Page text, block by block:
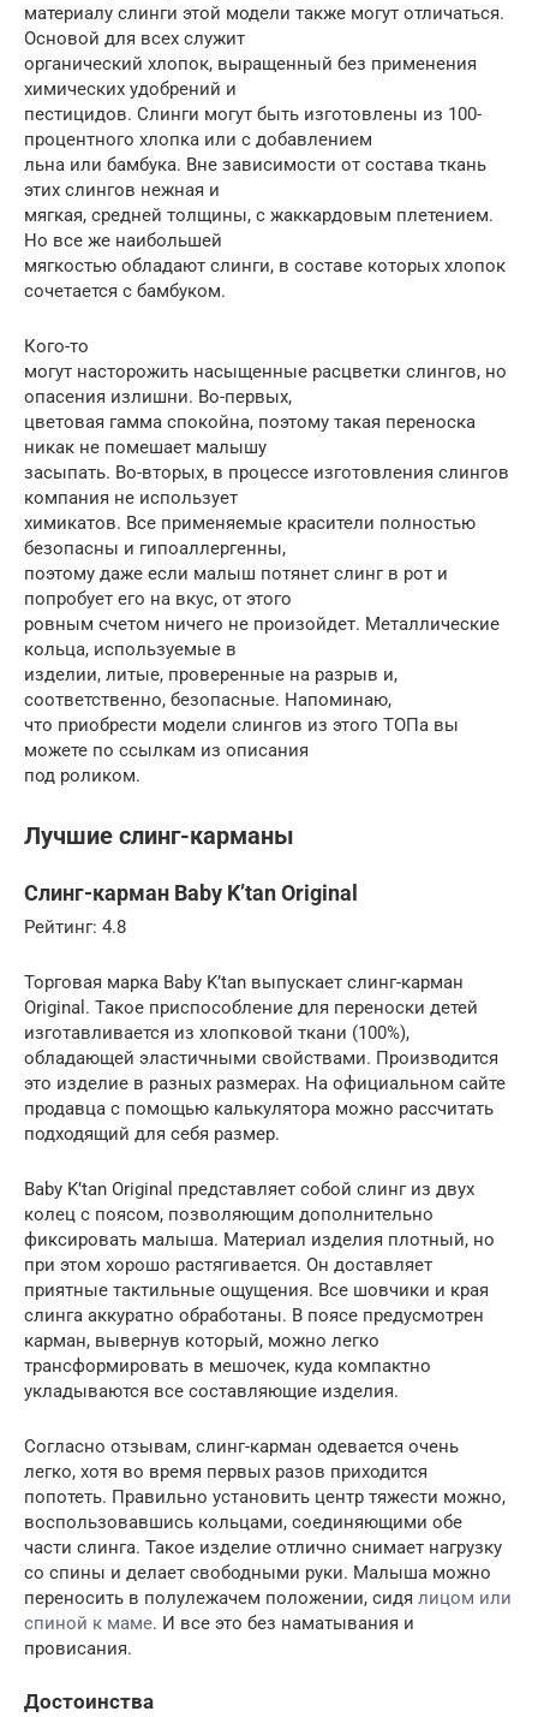
материалу слинги этой модели также могут отличаться.
Основой для всех служит
органический хлопок, выращенный без применения
химических удобрений и
пестицидов. Слинги могут быть изготовлены из 100-
процентного хлопка или с добавлением
льна или бамбука. Вне зависимости от состава ткань
этих слингов нежная и
мягкая, средней толщины, с жаккардовым плетением.
Но все же наибольшей
мягкостью обладают слинги, в составе которых хлопок
сочетается с бамбуком.
Кого-то
могут насторожить насыщенные расцветки слингов, но
опасения излишни. Во-первых,
цветовая гамма спокойна, поэтому такая переноска
никак не помешает малышу
засыпать. Во-вторых, в процессе изготовления слингов
компания не использует
химикатов. Все применяемые красители полностью
безопасны и гипоаллергенны,
поэтому даже если малыш потянет слинг в рот и
попробует его на вкус, от этого
ровным счетом ничего не произойдет. Металлические
кольца, используемые в
изделии, литые, проверенные на разрыв и,
соответственно, безопасные. Напоминаю,
что приобрести модели слингов из этого ТОПа вы
можете по ссылкам из описания
под роликом.
Лучшие слинг-карманы
Слинг-карман Baby K’tan Original
Рейтинг: 4.8
Торговая марка Baby K’tan выпускает слинг-карман
Original. Такое приспособление для переноски детей
изготавливается из хлопковой ткани (100%),
обладающей эластичными свойствами. Производится
это изделие в разных размерах. На официальном сайте
продавца с помощью калькулятора можно рассчитать
подходящий для себя размер.
Baby K’tan Original представляет собой слинг из двух
колец с поясом, позволяющим дополнительно
фиксировать малыша. Материал изделия плотный, но
при этом хорошо растягивается. Он доставляет
приятные тактильные ощущения. Все шовчики и края
слинга аккуратно обработаны. В поясе предусмотрен
карман, вывернув который, можно легко
трансформировать в мешочек, куда компактно
укладываются все составляющие изделия.
Согласно отзывам, слинг-карман одевается очень
легко, хотя во время первых разов приходится
попотеть. Правильно установить центр тяжести можно,
воспользовавшись кольцами, соединяющими обе
части слинга. Такое изделие отлично снимает нагрузку
со спины и делает свободными руки. Малыша можно
переносить в полулежачем положении, сидя лицом или
спиной к маме. И все это без наматывания и
провисания.
Достоинства